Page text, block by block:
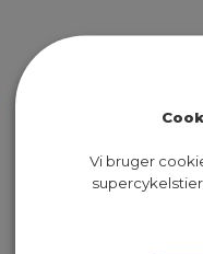
Nyheder
Vi bruger